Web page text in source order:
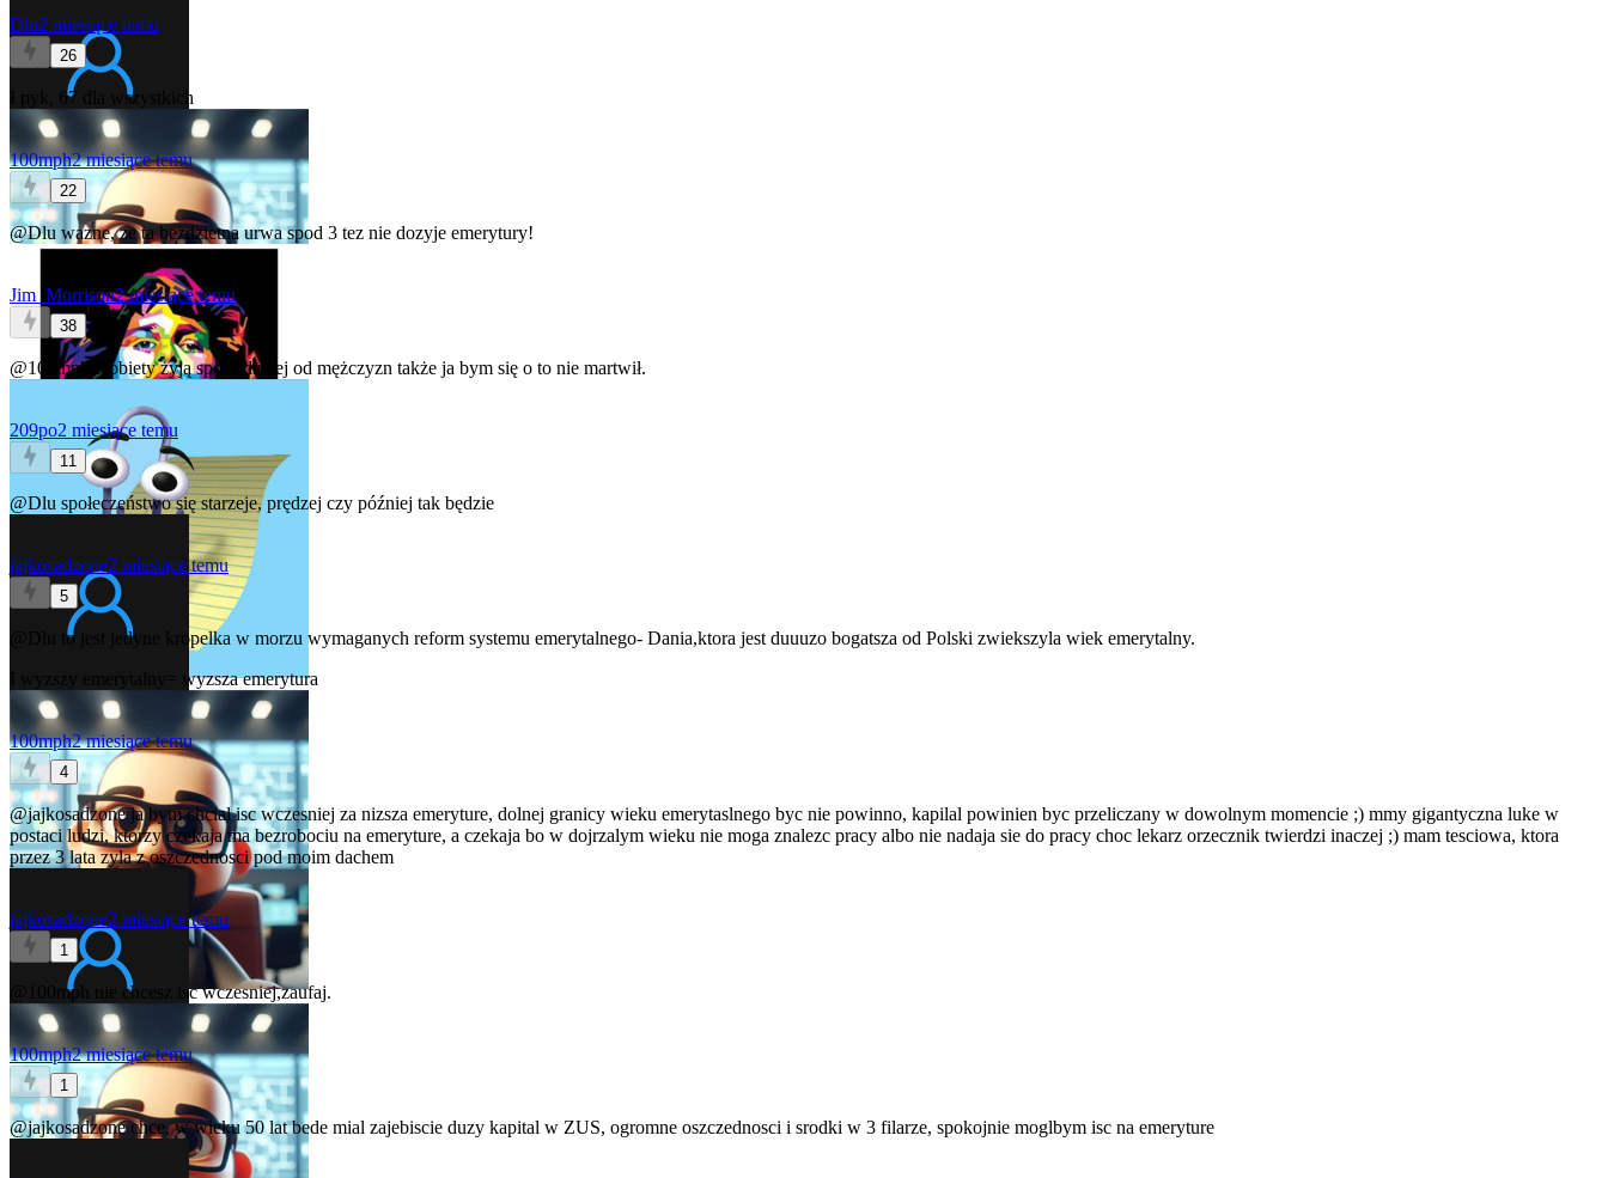
Dlu2 miesiące temu
26
I pyk, 67 dla wszystkich
100mph2 miesiące temu
22
@Dlu wazne, ze ta bezdzietna urwa spod 3 tez nie dozyje emerytury!
Jim_Morrison2 miesiące temu
38
@100mph Kobiety żyją sporo dłużej od mężczyzn także ja bym się o to nie martwił.
209po2 miesiące temu
11
@Dlu społeczeństwo się starzeje, prędzej czy później tak będzie
jajkosadzone2 miesiące temu
5
to jest jedyne kropelka w morzu wymaganych reform systemu emerytalnego- Dania,ktora jest duuuzo bogatsza od Polski zwiekszyla wiek emerytalny.
I wyzszy emerytalny= wyzsza emerytura
100mph2 miesiące temu
4
@jajkosadzoneja bym chcial isc wczesniej za nizsza emeryture, dolnej granicy wieku emerytaslnego byc nie powinno, kapilal powinien byc przeliczany w dowolnym momencie ;) mmy gigantyczna luke w
postaci ludzi, ktorzy czekaja ma bezrobociu na emeryture, a czekaja bo w dojrzalym wieku nie moga znalezc pracy albo nie nadaja sie do pracy choc lekarz orzecznik twierdzi inaczej ;) mam tesciowa, ktora
przez 3 lata zyla z oszczednosci pod moim dachem
jajkosadzone2 miesiące temu
1
@100mph nie chcesz isc wczesniej,zaufaj.
100mph2 miesiące temu
1
@jajkosadzonechce, w wieku 50 lat bede mial zajebiscie duzy kapital w ZUS, ogromne oszczednosci i srodki w 3 filarze, spokojnie moglbym isc na emeryture